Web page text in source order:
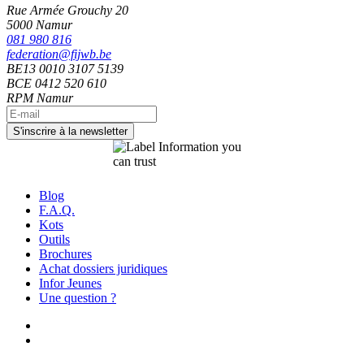
Rue Armée Grouchy 20
5000 Namur
081 980 816
federation@fijwb.be
BE13 0010 3107 5139
BCE 0412 520 610
RPM Namur
Blog
F.A.Q.
Kots
Outils
Brochures
Achat dossiers juridiques
Infor Jeunes
Une question ?